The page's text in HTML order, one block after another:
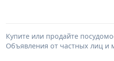
Купите или продайте
Объявления от частных лиц и